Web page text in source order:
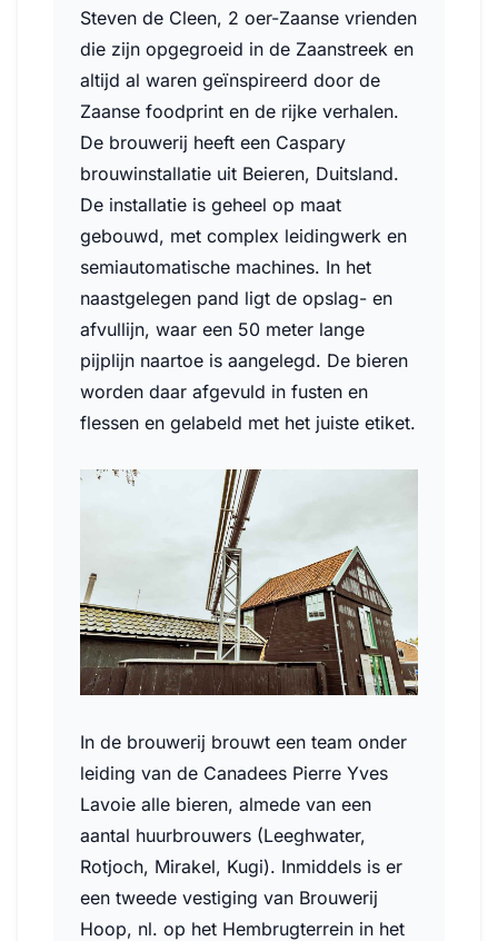
Steven de Cleen, 2 oer-Zaanse vrienden
die zijn opgegroeid in de Zaanstreek en
altijd al waren geïnspireerd door de
Zaanse foodprint en de rijke verhalen.
De brouwerij heeft een Caspary
brouwinstallatie uit Beieren, Duitsland.
De installatie is geheel op maat
gebouwd, met complex leidingwerk en
semiautomatische machines. In het
naastgelegen pand ligt de opslag- en
afvullijn, waar een 50 meter lange
pijplijn naartoe is aangelegd. De bieren
worden daar afgevuld in fusten en
flessen en gelabeld met het juiste etiket.
In de brouwerij brouwt een team onder
leiding van de Canadees Pierre Yves
Lavoie alle bieren, almede van een
aantal huurbrouwers (Leeghwater,
Rotjoch, Mirakel, Kugi). Inmiddels is er
een tweede vestiging van Brouwerij
Hoop, nl. op het Hembrugterrein in het